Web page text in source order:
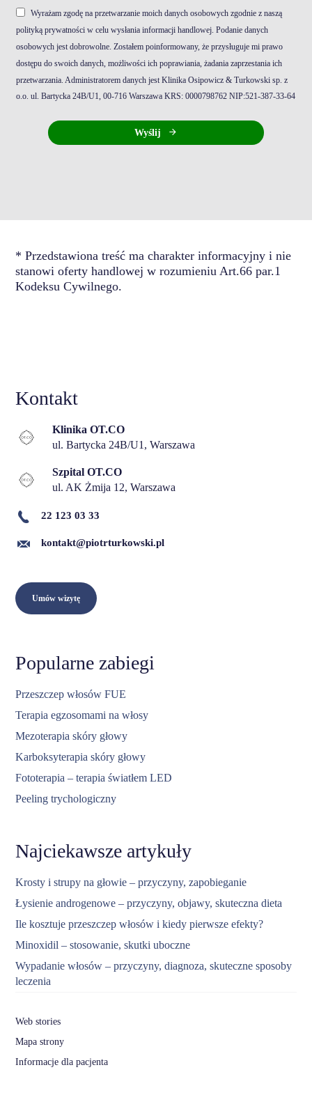
Wyrażam zgodę na przetwarzanie moich danych osobowych zgodnie z naszą
polityką prywatności w celu wysłania informacji handlowej. Podanie danych
osobowych jest dobrowolne. Zostałem poinformowany, że przysługuje mi prawo
dostępu do swoich danych, możliwości ich poprawiania, żadania zaprzestania ich
przetwarzania. Administratorem danych jest Klinika Osipowicz & Turkowski sp. z
o.o. ul. Bartycka 24B/U1, 00-716 Warszawa KRS: ‪0000798762‬ NIP:‪521-387-33-64‬
Wyślij
puste
* Przedstawiona treść ma charakter informacyjny i nie
stanowi oferty handlowej w rozumieniu Art.66 par.1
Kodeksu Cywilnego.
Kontakt
Klinika OT.CO
ul. Bartycka 24B/U1, Warszawa
Szpital OT.CO
ul. AK Żmija 12, Warszawa
22 123 03 33
kontakt@piotrturkowski.pl
Umów wizytę
Popularne zabiegi
Przeszczep włosów FUE
Terapia egzosomami na włosy
Mezoterapia skóry głowy
Karboksyterapia skóry głowy
Fototerapia – terapia światłem LED
Peeling trychologiczny
Najciekawsze artykuły
Krosty i strupy na głowie – przyczyny, zapobieganie
Łysienie androgenowe – przyczyny, objawy, skuteczna dieta
Ile kosztuje przeszczep włosów i kiedy pierwsze efekty?
Minoxidil – stosowanie, skutki uboczne
Wypadanie włosów – przyczyny, diagnoza, skuteczne sposoby
leczenia
Web stories
Mapa strony
Informacje dla pacjenta